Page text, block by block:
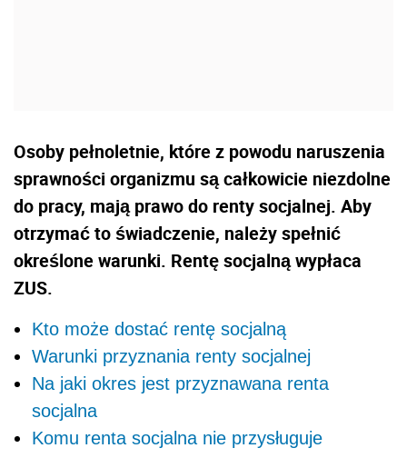
Osoby pełnoletnie, które z powodu naruszenia
sprawności organizmu są całkowicie niezdolne
do pracy, mają prawo do renty socjalnej. Aby
otrzymać to świadczenie, należy spełnić
określone warunki. Rentę socjalną wypłaca
ZUS.
Kto może dostać rentę socjalną
Warunki przyznania renty socjalnej
Na jaki okres jest przyznawana renta
socjalna
Komu renta socjalna nie przysługuje